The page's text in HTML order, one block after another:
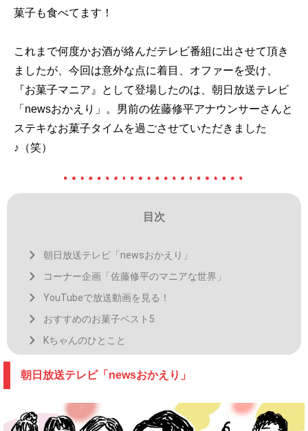
菓子も食べてます！
これまで何度かお酒が絡んだテレビ番組に出させて頂き
ましたが、今回は意外な点に着目、オファーを受け、
『お菓子マニア』として登場したのは、朝日放送テレビ
「newsおかえり」。男前の佐藤修平アナウンサーさんと
ステキなお菓子タイムを過ごさせていただきました
♪（笑）
目次
朝日放送テレビ「newsおかえり」
コーナー企画「佐藤修平のマニアな世界」
YouTubeで放送動画を見る！
おすすめのお菓子ベスト5
Kちゃんのひとこと
朝日放送テレビ「newsおかえり」